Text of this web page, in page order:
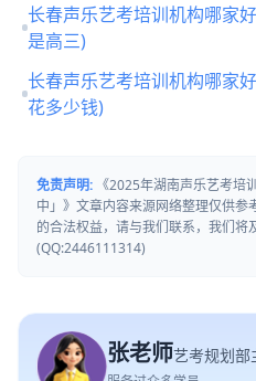
长春声乐艺考培训机构哪家
是高三)
长春声乐艺考培训机构哪家
花多少钱)
免责声明: 《2025年湖南声乐艺考培
中」》文章内容来源网络整理仅供参
的合法权益，请与我们联系，我们将
(QQ:2446111314)
张老师艺考规划部